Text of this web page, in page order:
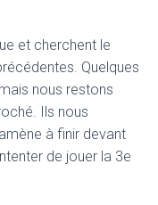
et cherchent le
Quelques
nous restons
Ils nous
à finir devant
de jouer la 3e